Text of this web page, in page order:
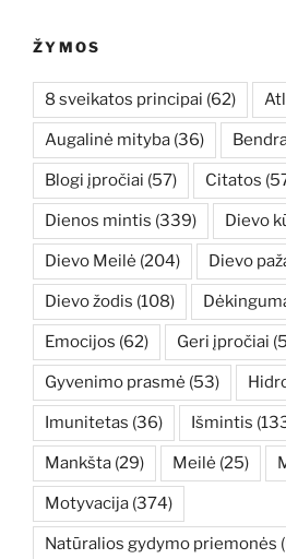
ŽYMOS
8 sveikatos principai (62)
Augalinė mityba (36)
Blogi įpročiai (57) Citatos
Dienos mintis (339) Dievo
Dievo Meilė (204) Dievo
Dievo žodis (108)
Emocijos (62) Geri įpročiai
Gyvenimo prasmė (53)
Imunitetas (36) Išmintis
Mankšta (29) Meilė (25)
Motyvacija (374)
Natūralios gydymo priemonės